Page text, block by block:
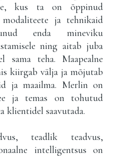
kus ta on õppinud
ja tehnikaid
enda mineviku
ning aitab juba
sama teha. Maapealne
kiirgab välja ja mõjutab
ja maailma. Merlin on
ja temas on tohutud
klientidel saavutada.
teadlik teadvus,
intelligentsus on